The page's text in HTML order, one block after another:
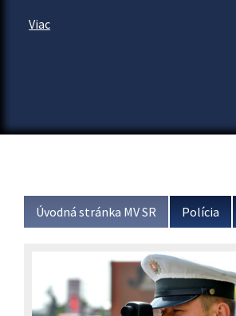
Viac
Úvodná stránka MV SR Polícia